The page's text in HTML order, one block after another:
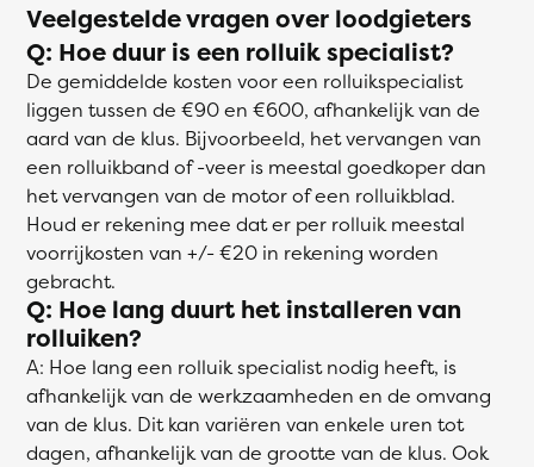
Veelgestelde vragen over loodgieters
Q: Hoe duur is een rolluik specialist?
De gemiddelde kosten voor een rolluikspecialist
liggen tussen de €90 en €600, afhankelijk van de
aard van de klus. Bijvoorbeeld, het vervangen van
een rolluikband of -veer is meestal goedkoper dan
het vervangen van de motor of een rolluikblad.
Houd er rekening mee dat er per rolluik meestal
voorrijkosten van +/- €20 in rekening worden
gebracht.
Q: Hoe lang duurt het installeren van
rolluiken?
A: Hoe lang een rolluik specialist nodig heeft, is
afhankelijk van de werkzaamheden en de omvang
van de klus. Dit kan variëren van enkele uren tot
dagen, afhankelijk van de grootte van de klus. Ook